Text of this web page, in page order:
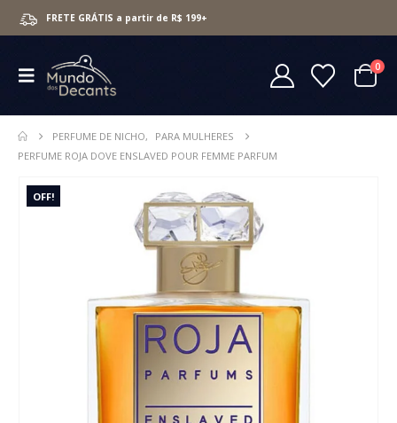
FRETE GRÁTIS a partir de R$ 199+
0
PERFUME DE NICHO,
PARA MULHERES
PERFUME ROJA DOVE ENSLAVED POUR FEMME PARFUM
OFF!